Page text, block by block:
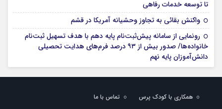
تا توسعه خدمات رفاهی
واکنش بقائی به تجاوز وحشیانه آمریکا در قشم
رونمایی از سامانه پیش‌ثبت‌نام پایه دهم با هدف تسهیل ثبت‌نام
خانواده‌ها/ صدور بیش از ۹۳ درصد فرم‌های هدایت تحصیلی
دانش‌آموزان پایه نهم
همکاری با کودک پرس
تماس با ما